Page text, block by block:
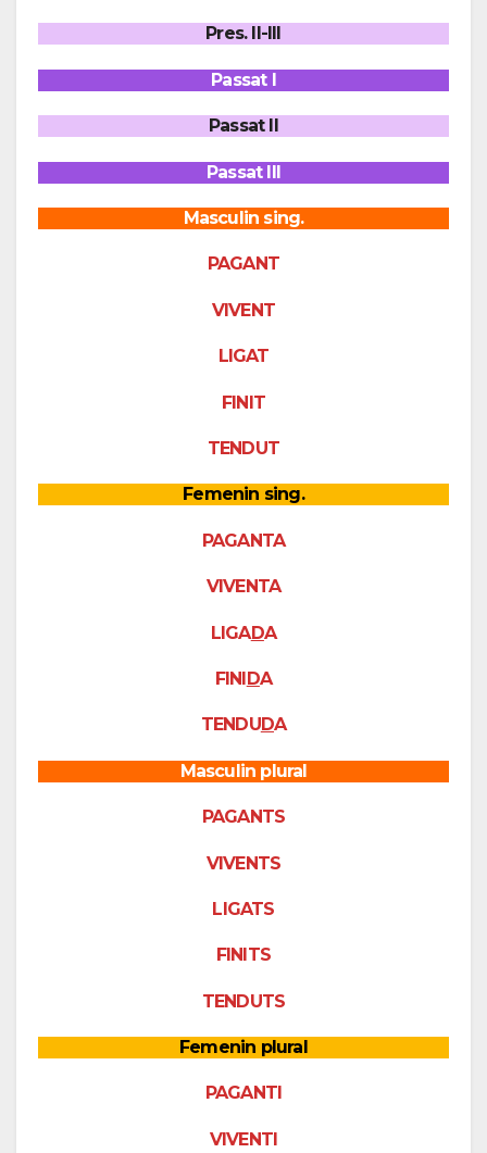
Pres. II-III
Passat I
Passat II
Passat III
Masculin sing.
PAGANT
VIVENT
LIGAT
FINIT
TENDUT
Femenin sing.
PAGANTA
VIVENTA
LIGADA
FINIDA
TENDUDA
Masculin plural
PAGANTS
VIVENTS
LIGATS
FINITS
TENDUTS
Femenin plural
PAGANTI
VIVENTI